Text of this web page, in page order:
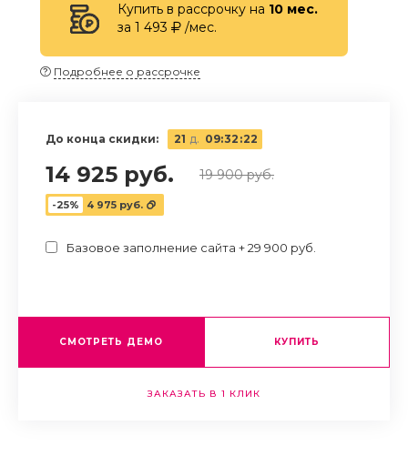
Купить в рассрочку на 10 мес.
за 1 493
/мес.
Подробнее о рассрочке
До конца скидки: 21 д. 09:32 :21
14 925 руб. 19 900 руб.
-25% 4 975 руб.
Базовое заполнение сайта + 29 900 руб.
СМОТРЕТЬ ДЕМО КУПИТЬ
ЗАКАЗАТЬ В 1 КЛИК